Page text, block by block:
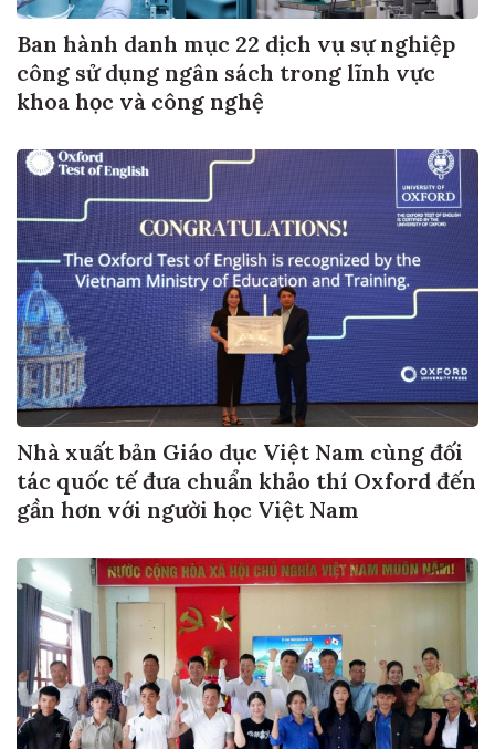
Ban hành danh mục 22 dịch vụ sự nghiệp
công sử dụng ngân sách trong lĩnh vực
khoa học và công nghệ
Nhà xuất bản Giáo dục Việt Nam cùng đối
tác quốc tế đưa chuẩn khảo thí Oxford đến
gần hơn với người học Việt Nam